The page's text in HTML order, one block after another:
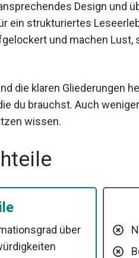
Design und
ein strukturiertes
und machen Lust,
die klaren Gliederungen
du brauchst. Auch
wissen.
über